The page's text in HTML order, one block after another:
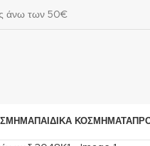
άνω των 50€
ΠΑΙΔΙΚΆ ΚΟΣΜΉΜΑΤΑ